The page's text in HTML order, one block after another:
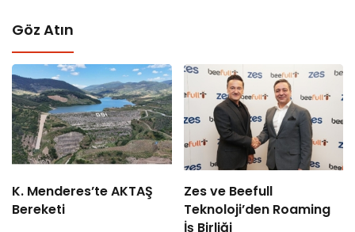
Göz Atın
K. Menderes’te AKTAŞ
Bereketi
Zes ve Beefull
Teknoloji’den Roaming
İş Birliği